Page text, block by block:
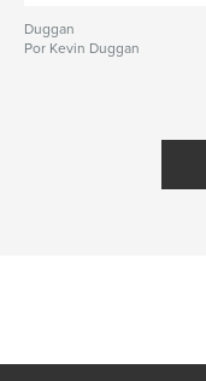
Duggan
Por Kevin Duggan